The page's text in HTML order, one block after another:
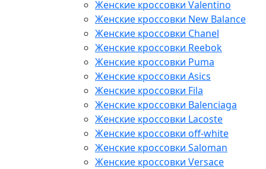
Женские кроссовки Valentino
Женские кроссовки New Balance
Женские кроссовки Chanel
Женские кроссовки Reebok
Женские кроссовки Puma
Женские кроссовки Asics
Женские кроссовки Fila
Женские кроссовки Balenciaga
Женские кроссовки Lacoste
Женские кроссовки off-white
Женские кроссовки Saloman
Женские кроссовки Versace